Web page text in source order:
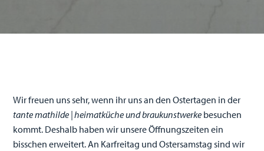
Wir freuen uns sehr, wenn ihr uns an den Ostertagen in der
tante mathilde | heimatküche und braukunstwerke besuchen
kommt. Deshalb haben wir unsere Öffnungszeiten ein
bisschen erweitert. An Karfreitag und Ostersamstag sind wir